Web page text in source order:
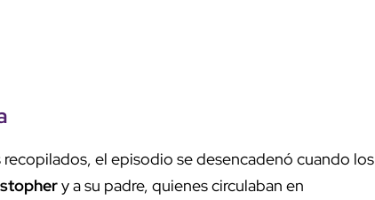
el episodio se desencadenó cuando los
y a su padre, quienes circulaban en